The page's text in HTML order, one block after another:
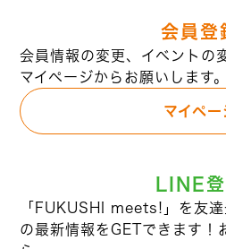
会員登
会員情報の変更、イベントの
マイページからお願いします。
マイペー
LINE
「FUKUSHI meets!」を友
の最新情報をGETできます！